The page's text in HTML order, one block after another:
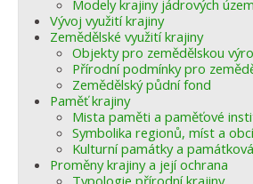
Odkazy
Fórum
Autoři
Modely krajiny jádrových
Vývoj využití krajiny
Zemědělské využití krajiny
Objekty pro zemědělskou
Přírodní podmínky pro
Zemědělský půdní fond
Paměť krajiny
Mista paměti a paměťové
Symbolika regionů, míst a obcí
Kulturní památky a
Proměny krajiny a její ochrana